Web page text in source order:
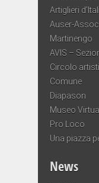
Artiglieri
Auser-
Martinengo
AVIS –
Circolo
Comune
Diapason
Museo
Pro Loco
Una piazza
News